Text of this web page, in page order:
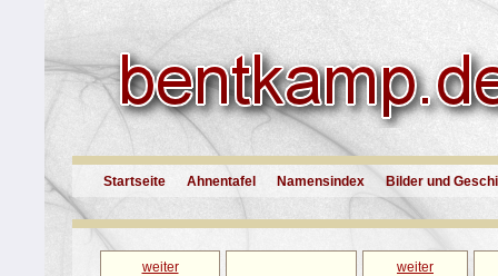
Startseite Ahnentafel Namensindex Bilder und
weiter
weiter